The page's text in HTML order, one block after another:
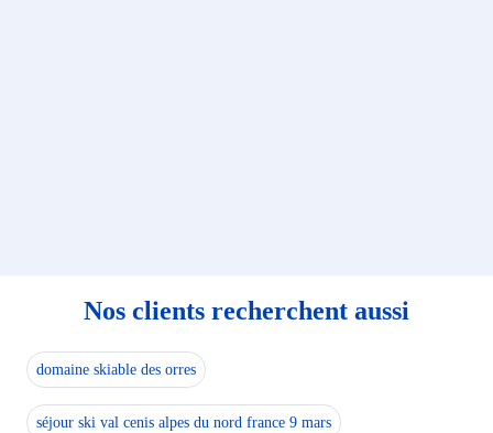
Nos clients recherchent aussi
domaine skiable des orres
séjour ski val cenis alpes du nord france 9 mars